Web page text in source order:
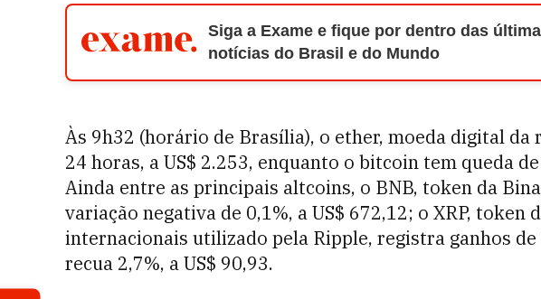
Siga a Exame e fique por dentro das
notícias do Brasil e do Mundo
Às 9h32 (horário de Brasília), o ether, moeda digital da
24 horas, a US$ 2.253, enquanto o bitcoin tem queda
Ainda entre as principais altcoins, o BNB, token da
variação negativa de 0,1%, a US$ 672,12; o XRP, token
internacionais utilizado pela Ripple, registra ganhos de
recua 2,7%, a US$ 90,93.